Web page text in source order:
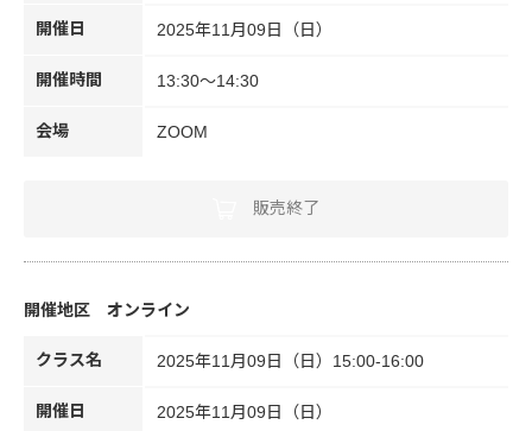
開催日 2025年11月09日（日）
開催時間 13:30～14:30
会場 ZOOM
販売終了
オンライン
クラス名 2025年11月09日（日）15:00-16:00
開催日 2025年11月09日（日）